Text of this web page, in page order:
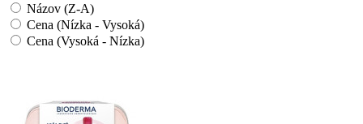
Názov (Z-A)
Cena (Nízka - Vysoká)
Cena (Vysoká - Nízka)